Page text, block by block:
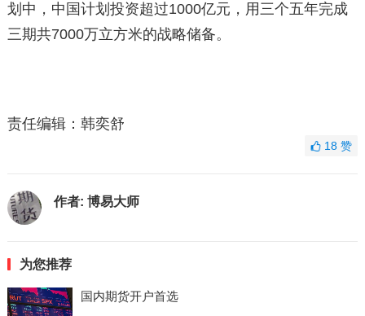
划中，中国计划投资超过1000亿元，用三个五年完成
三期共7000万立方米的战略储备。
责任编辑：韩奕舒
18赞
作者: 博易大师
为您推荐
国内期货开户首选